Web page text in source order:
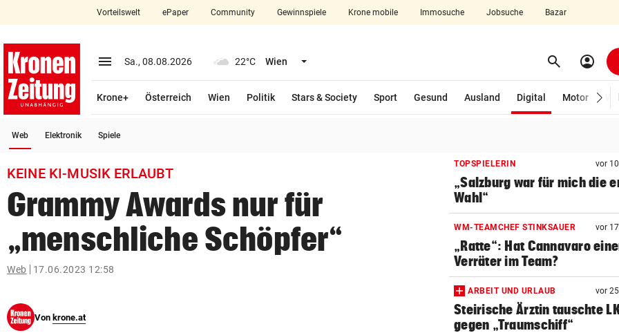
closeSchließen
account_circle Anmelden
arrow_right
pin_drop
bookmark
search
Suchbegriff
eingeben
© Krone Multimedia GmbH & Co KG 2026
Vorteilswelt ePaper Community Gewinnspiele Krone mobile Immosuche Jobsuche Bazar
menu Menü aufklappen
Sa., 08.08.2026 22°C Wien Menü aufklappen search Suchen
account_circle
Krone+ Österreich Wien Politik Stars & Society Sport Gesund Ausland Digital
Motor
Web Elektronik Spiele
KEINE KI-MUSIK ERLAUBT
Grammy Awards nur für
„menschliche Schöpfer“
Web 17.06.2023 12:58
Von krone.at
TOPSPIELERIN vor
„Salzburg war für mich die
Wahl“
WM-TEAMCHEF STINKSAUER vor
„Ratte“: Hat Cannavaro
Verräter im Team?
ARBEIT UND URLAUB vor
Steirische Ärztin tauschte
gegen „Traumschiff“